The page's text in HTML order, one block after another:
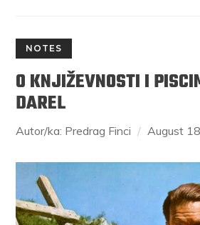
NOTES
O KNJIŽEVNOSTI I
DAREL
Autor/ka: Predrag Finci August